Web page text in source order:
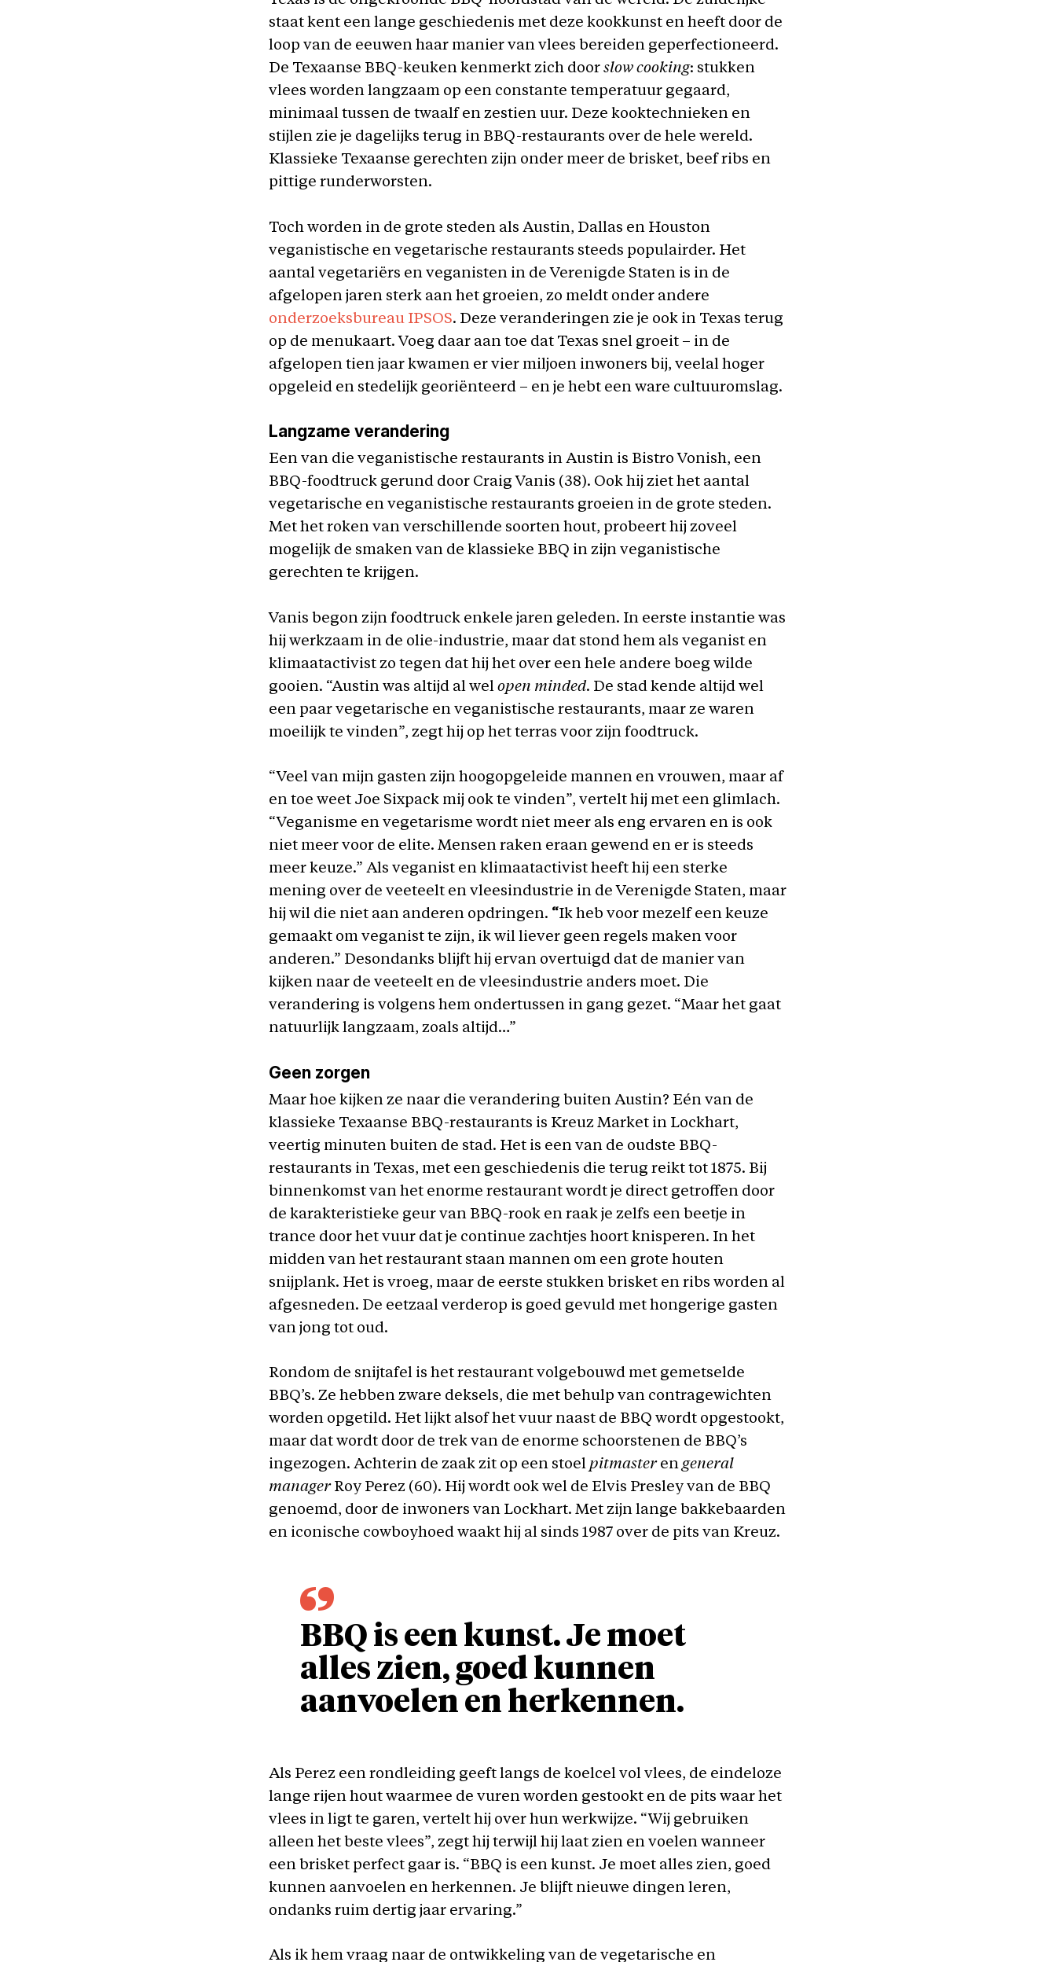
staat kent een lange geschiedenis met deze kookkunst en heeft door de
loop van de eeuwen haar manier van vlees bereiden geperfectioneerd.
De Texaanse BBQ-keuken kenmerkt zich door slow cooking: stukken
vlees worden langzaam op een constante temperatuur gegaard,
minimaal tussen de twaalf en zestien uur. Deze kooktechnieken en
stijlen zie je dagelijks terug in BBQ-restaurants over de hele wereld.
Klassieke Texaanse gerechten zijn onder meer de brisket, beef ribs en
pittige runderworsten.
Toch worden in de grote steden als Austin, Dallas en Houston
veganistische en vegetarische restaurants steeds populairder. Het
aantal vegetariërs en veganisten in de Verenigde Staten is in de
afgelopen jaren sterk aan het groeien, zo meldt onder andere
onderzoeksbureau IPSOS. Deze veranderingen zie je ook in Texas terug
op de menukaart. Voeg daar aan toe dat Texas snel groeit – in de
afgelopen tien jaar kwamen er vier miljoen inwoners bij, veelal hoger
opgeleid en stedelijk georiënteerd – en je hebt een ware cultuuromslag.
Langzame verandering
Een van die veganistische restaurants in Austin is Bistro Vonish, een
BBQ-foodtruck gerund door Craig Vanis (38). Ook hij ziet het aantal
vegetarische en veganistische restaurants groeien in de grote steden.
Met het roken van verschillende soorten hout, probeert hij zoveel
mogelijk de smaken van de klassieke BBQ in zijn veganistische
gerechten te krijgen.
Vanis begon zijn foodtruck enkele jaren geleden. In eerste instantie was
hij werkzaam in de olie-industrie, maar dat stond hem als veganist en
klimaatactivist zo tegen dat hij het over een hele andere boeg wilde
gooien. “Austin was altijd al wel open minded. De stad kende altijd wel
een paar vegetarische en veganistische restaurants, maar ze waren
moeilijk te vinden”, zegt hij op het terras voor zijn foodtruck.
“Veel van mijn gasten zijn hoogopgeleide mannen en vrouwen, maar af
en toe weet Joe Sixpack mij ook te vinden”, vertelt hij met een glimlach.
“Veganisme en vegetarisme wordt niet meer als eng ervaren en is ook
niet meer voor de elite. Mensen raken eraan gewend en er is steeds
meer keuze.” Als veganist en klimaatactivist heeft hij een sterke
mening over de veeteelt en vleesindustrie in de Verenigde Staten, maar
hij wil die niet aan anderen opdringen. “Ik heb voor mezelf een keuze
gemaakt om veganist te zijn, ik wil liever geen regels maken voor
anderen.” Desondanks blijft hij ervan overtuigd dat de manier van
kijken naar de veeteelt en de vleesindustrie anders moet. Die
verandering is volgens hem ondertussen in gang gezet. “Maar het gaat
natuurlijk langzaam, zoals altijd…”
Geen zorgen
Maar hoe kijken ze naar die verandering buiten Austin? Eén van de
klassieke Texaanse BBQ-restaurants is Kreuz Market in Lockhart,
veertig minuten buiten de stad. Het is een van de oudste BBQ-
restaurants in Texas, met een geschiedenis die terug reikt tot 1875. Bij
binnenkomst van het enorme restaurant wordt je direct getroffen door
de karakteristieke geur van BBQ-rook en raak je zelfs een beetje in
trance door het vuur dat je continue zachtjes hoort knisperen. In het
midden van het restaurant staan mannen om een grote houten
snijplank. Het is vroeg, maar de eerste stukken brisket en ribs worden al
afgesneden. De eetzaal verderop is goed gevuld met hongerige gasten
van jong tot oud.
Rondom de snijtafel is het restaurant volgebouwd met gemetselde
BBQ’s. Ze hebben zware deksels, die met behulp van contragewichten
worden opgetild. Het lijkt alsof het vuur naast de BBQ wordt opgestookt,
maar dat wordt door de trek van de enorme schoorstenen de BBQ’s
ingezogen. Achterin de zaak zit op een stoel pitmasterengeneral
managerRoy Perez (60). Hij wordt ook wel de Elvis Presley van de BBQ
genoemd, door de inwoners van Lockhart. Met zijn lange bakkebaarden
en iconische cowboyhoed waakt hij al sinds 1987 over de pits van Kreuz.
BBQ is een kunst. Je moet
alles zien, goed kunnen
aanvoelen en herkennen.
Als Perez een rondleiding geeft langs de koelcel vol vlees, de eindeloze
lange rijen hout waarmee de vuren worden gestookt en de pits waar het
vlees in ligt te garen, vertelt hij over hun werkwijze. “Wij gebruiken
alleen het beste vlees”, zegt hij terwijl hij laat zien en voelen wanneer
een brisket perfect gaar is. “BBQ is een kunst. Je moet alles zien, goed
kunnen aanvoelen en herkennen. Je blijft nieuwe dingen leren,
ondanks ruim dertig jaar ervaring.”
Als ik hem vraag naar de ontwikkeling van de vegetarische en